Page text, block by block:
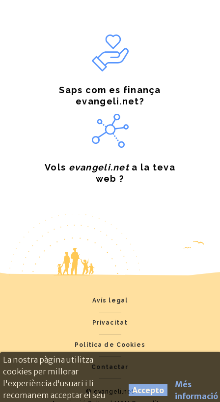
Saps com es finança
evangeli.net?
Vols evangeli.neta la teva
web ?
Avís legal
Privacitat
Política de Cookies
Contactar
© evangeli.net
La nostra pàgina utilitza
cookies per millorar
l'experiència d'usuari i li
recomanem acceptar el seu
Accepto
Més
informació